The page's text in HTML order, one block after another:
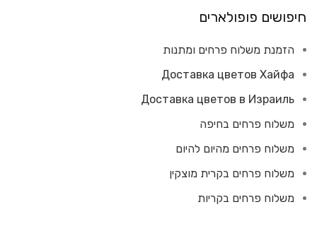
חיפושים פופולארים
הזמנת משלוח פרחים ומתנות
Доставка цветов Хайфа
Доставка цветов в Израиль
משלוח פרחים בחיפה
משלוח פרחים מהיום להיום
משלוח פרחים בקרית מוצקין
משלוח פרחים בקריות